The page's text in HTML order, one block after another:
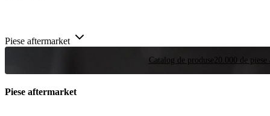
Piese aftermarket
Catalog de produse 20.000 de
Piese aftermarket